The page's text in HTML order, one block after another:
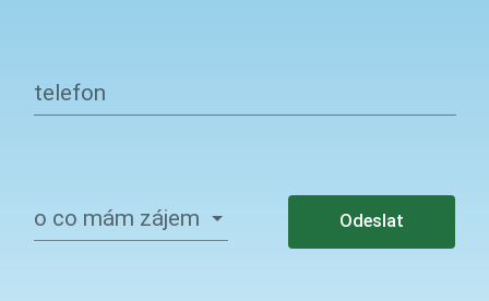
telefon
o co mám zájem Odeslat